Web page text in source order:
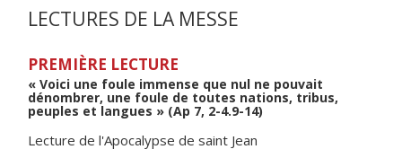
LECTURES DE LA MESSE
PREMIÈRE LECTURE
« Voici une foule immense que nul ne pouvait
dénombrer, une foule de toutes nations, tribus,
peuples et langues » (Ap 7, 2-4.9-14)
Lecture de l'Apocalypse de saint Jean